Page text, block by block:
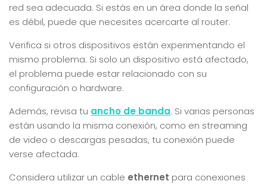
red sea adecuada. Si estás en un área donde la señal
es débil, puede que necesites acercarte al router.
Verifica si otros dispositivos están experimentando el
mismo problema. Si solo un dispositivo está afectado,
el problema puede estar relacionado con su
configuración o hardware.
Además, revisa tu ancho de banda. Si varias personas
están usando la misma conexión, como en streaming
de video o descargas pesadas, tu conexión puede
verse afectada.
Considera utilizar un cable ethernet para conexiones